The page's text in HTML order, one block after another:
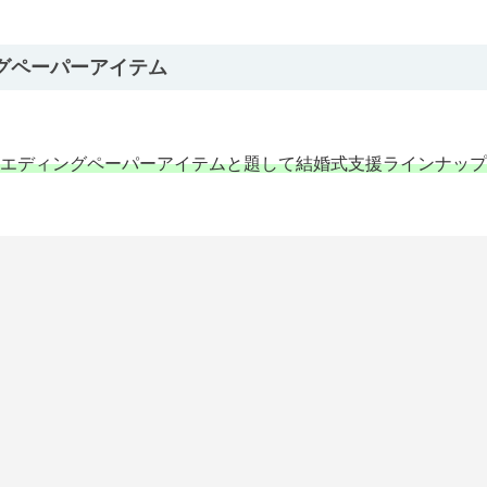
ペーパーアイテム
ディングペーパーアイテムと題して結婚式支援ラインナップ